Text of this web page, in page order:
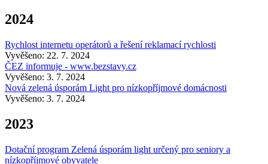
2024
Rychlost internetu operátorů a řešení reklamací rychlosti
Vyvěšeno: 22. 7. 2024
ČEZ informuje - www.bezstavy.cz
Vyvěšeno: 3. 7. 2024
Nová zelená úsporám Light pro nízkopříjmové domácnosti
Vyvěšeno: 3. 7. 2024
2023
Dotační program Zelená úsporám light určený pro seniory a
nízkopříjmové obyvatele